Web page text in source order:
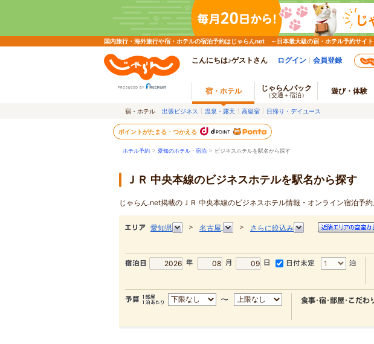
国内旅行・海外旅行や宿・ホテルの宿泊予約はじゃらんnet ～日本最大級の宿・ホテル予約サイト
こんにちは♪ゲストさん ログイン 会員登録
宿・ホテル じゃらんパック
（交通＋宿泊） 遊び・体験
宿・ホテル 出張ビジネス 温泉・露天 高級宿 日帰り・デイユース
ポイントがたまる・つかえる
ホテル予約 > 愛知のホテル・宿泊 > ビジネスホテルを駅名から探す
ＪＲ 中央本線のビジネスホテルを駅名から探す
じゃらん.net掲載のＪＲ 中央本線のビジネスホテル情報・オンライン宿泊予約
愛知県 ＞ 名古屋 ＞ さらに絞込み